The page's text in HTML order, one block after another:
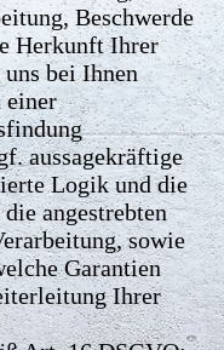
Beschwerde
Herkunft Ihrer
bei Ihnen
einer
aussagekräftige
Logik und die
angestrebten
sowie
Garantien
Ihrer